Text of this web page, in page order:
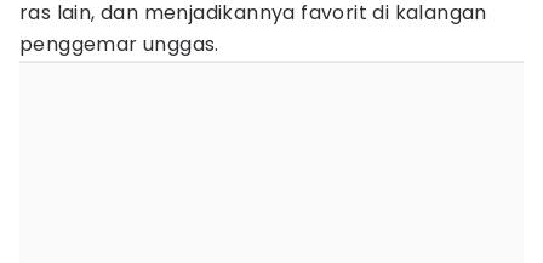
ras lain, dan menjadikannya favorit di kalangan
penggemar unggas.